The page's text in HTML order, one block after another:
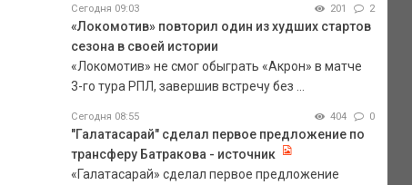
Сегодня 09:03 201 2
«Локомотив» повторил один из худших стартов
сезона в своей истории
«Локомотив» не смог обыграть «Акрон» в матче
3-го тура РПЛ, завершив встречу без ...
Сегодня 08:55 404 0
"Галатасарай" сделал первое предложение по
трансферу Батракова - источник
«Галатасарай» сделал первое предложение